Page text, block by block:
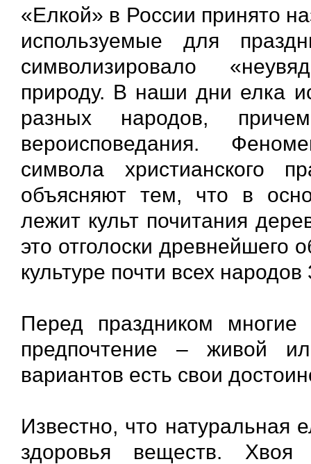
«Елкой» в России принято
используемые для
символизировало
природу. В наши дни елка
разных народов,
вероисповедания.
символа христианского
объясняют тем, что в
лежит культ почитания
это отголоски древнейшего
культуре почти всех
Перед праздником многие
предпочтение – живой
вариантов есть свои
Известно, что натуральная
здоровья веществ. Хвоя